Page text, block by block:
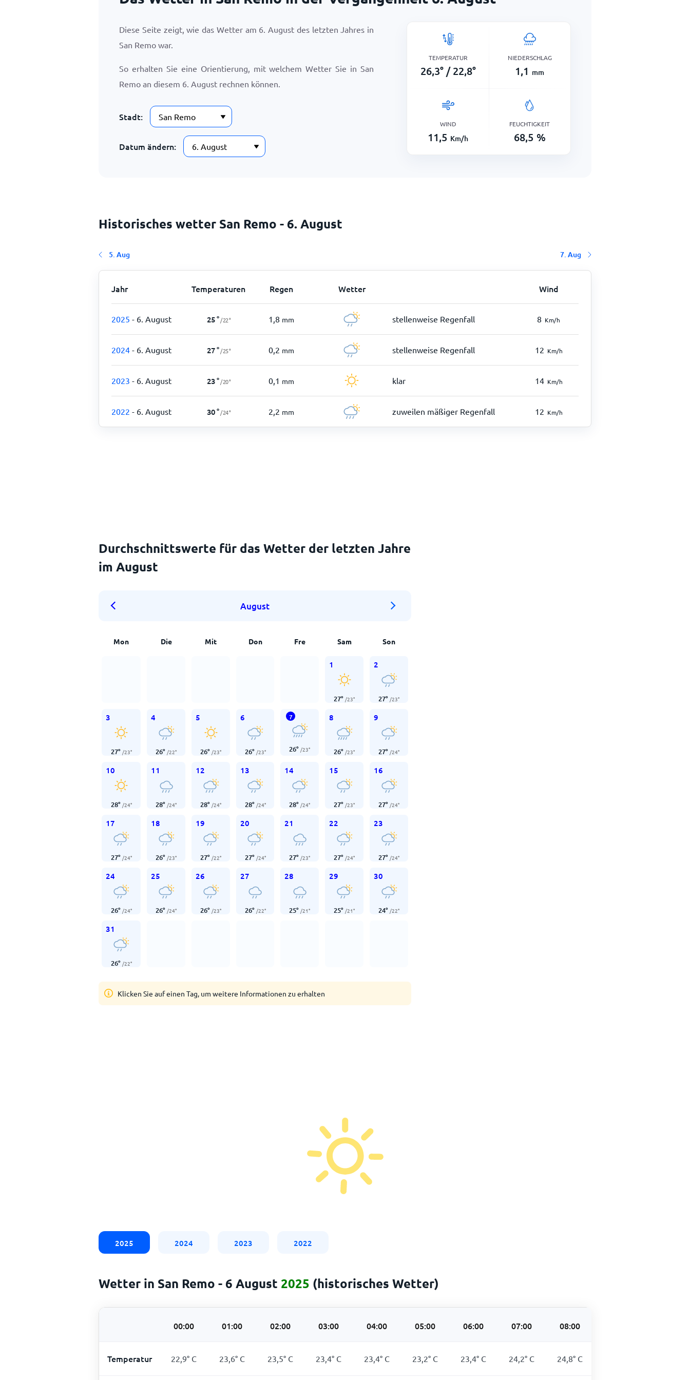
Diese Seite zeigt, wie das Wetter am 6. August des letzten Jahres in
San Remo war.
So erhalten Sie eine Orientierung, mit welchem Wetter Sie in San
Remo an diesem 6. August rechnen können.
Stadt:
Datum ändern:
TEMPERATUR
26,3° / 22,8°
NIEDERSCHLAG
1,1 mm
WIND
11,5 Km/h
FEUCHTIGKEIT
68,5 %
Historisches wetter San Remo - 6. August
5. Aug 7. Aug
Jahr Temperaturen Regen Wetter Wind
2025 - 6. August 25° /22° 1,8 mm stellenweise Regenfall 8 Km/h
2024 - 6. August 27° /25° 0,2 mm stellenweise Regenfall 12 Km/h
2023 - 6. August 23° /20° 0,1 mm klar 14 Km/h
2022 - 6. August 30° /24° 2,2 mm zuweilen mäßiger Regenfall 12 Km/h
Durchschnittswerte für das Wetter der letzten Jahre
im August
August
Mon Die Mit Don Fre Sam Son
1
27° /23°
2
27° /23°
3
27° /23°
4
26° /22°
5
26° /23°
6
26° /23°
7
26° /23°
8
26° /23°
9
27° /24°
10
28° /24°
11
28° /24°
12
28° /24°
13
28° /24°
14
28° /24°
15
27° /23°
16
27° /24°
17
27° /24°
18
26° /23°
19
27° /22°
20
27° /24°
21
27° /23°
22
27° /24°
23
27° /24°
24
26° /24°
25
26° /24°
26
26° /23°
27
26° /22°
28
25° /21°
29
25° /21°
30
24° /22°
31
26° /22°
Klicken Sie auf einen Tag, um weitere Informationen zu erhalten
2025 2024 2023 2022
Wetter in San Remo - 6 August 2025 (historisches Wetter)
00:00 01:00 02:00 03:00 04:00 05:00 06:00 07:00 08:00
Temperatur 22,9° C 23,6° C 23,5° C 23,4° C 23,4° C 23,2° C 23,4° C 24,2° C 24,8° C